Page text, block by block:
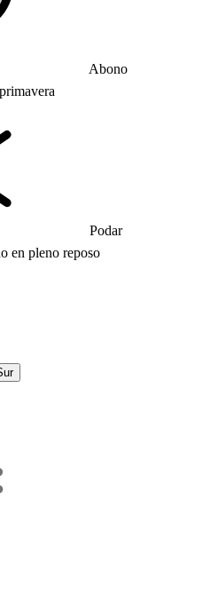
Abono
Podar
en pleno reposo